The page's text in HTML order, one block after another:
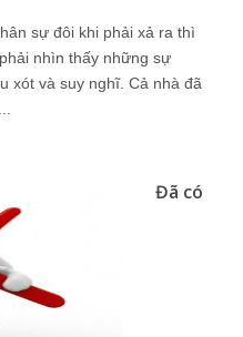
sự đôi khi phải xả ra thì
nhìn thấy những sự
xót và suy nghĩ. Cả nhà đã
Đã có